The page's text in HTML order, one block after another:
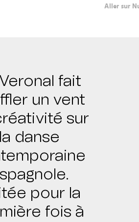
Aller sur
fait
un vent
sur
la danse
pour la
fois à